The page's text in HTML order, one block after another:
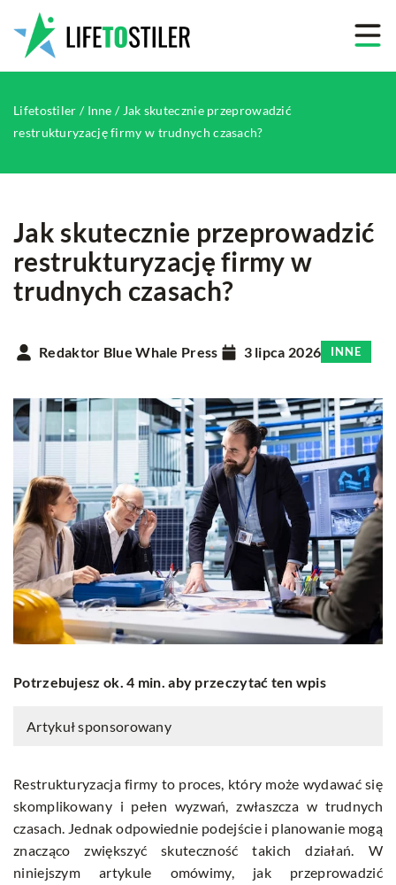
Lifetostiler / Inne / Jak skutecznie przeprowadzić
restrukturyzację firmy w trudnych czasach?
Jak skutecznie przeprowadzić
restrukturyzację firmy w
trudnych czasach?
Redaktor Blue Whale Press 3 lipca 2026 INNE
Potrzebujesz ok. 4 min. aby przeczytać ten wpis
Artykuł sponsorowany
Restrukturyzacja firmy to proces, który może wydawać się
skomplikowany i pełen wyzwań, zwłaszcza w trudnych
czasach. Jednak odpowiednie podejście i planowanie mogą
znacząco zwiększyć skuteczność takich działań. W
niniejszym artykule omówimy, jak przeprowadzić